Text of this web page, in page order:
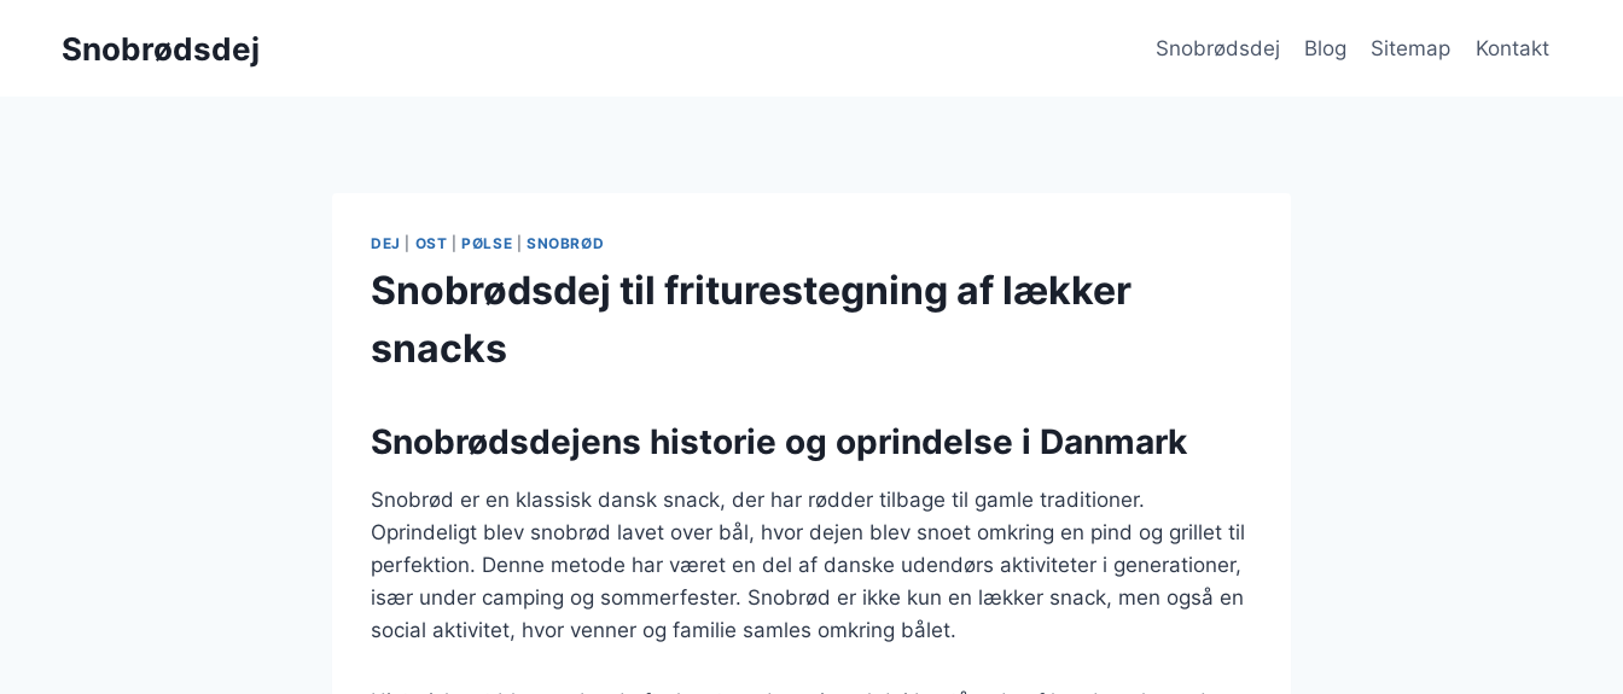
Snobrødsdej Snobrødsdej Blog Sitemap Kontakt
DEJ OST |PØLSE SNOBRØD
Snobrødsdej til friturestegning af lækker
snacks
Snobrødsdejens historie og oprindelse i Danmark
Snobrød er en klassisk dansk snack, der har rødder tilbage til gamle traditioner.
Oprindeligt blev snobrød lavet over bål, hvor dejen blev snoet omkring en pind og grillet til
perfektion. Denne metode har været en del af danske udendørs aktiviteter i generationer,
især under camping og sommerfester. Snobrød er ikke kun en lækker snack, men også en
social aktivitet, hvor venner og familie samles omkring bålet.